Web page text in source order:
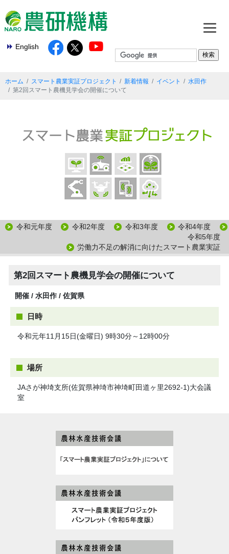
English
ホーム スマート農業実証プロジェクト 新着情報 イベント
水田作
第2回スマート農機見学会の開催について
令和元年度 令和2年度 令和3年度
令和4年度
令和5年度
労働力不足の解消に向けたスマート農業実証
第2回スマート農機見学会の開催について
開催 / 水田作 / 佐賀県
日時
令和元年11月15日(金曜日) 9時30分～12時00分
場所
JAさが神埼支所(佐賀県神埼市神埼町田道ヶ里2692-1)大会議
室